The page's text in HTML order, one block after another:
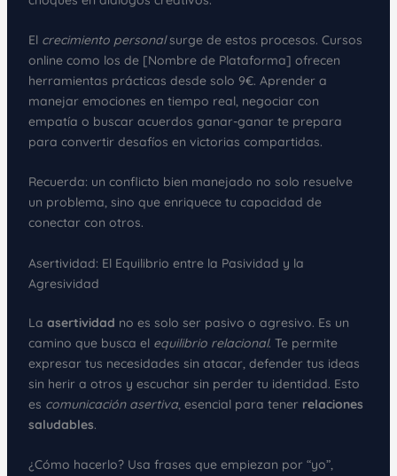
El crecimiento personalsurge de estos procesos. Cursos
online como los de [Nombre de Plataforma] ofrecen
herramientas prácticas desde solo 9€. Aprender a
manejar emociones en tiempo real, negociar con
empatía o buscar acuerdos ganar-ganar te prepara
para convertir desafíos en victorias compartidas.
Recuerda: un conflicto bien manejado no solo resuelve
un problema, sino que enriquece tu capacidad de
conectar con otros.
Asertividad: El Equilibrio entre la Pasividad y la
Agresividad
La asertividad no es solo ser pasivo o agresivo. Es un
camino que busca el equilibrio relacional. Te permite
expresar tus necesidades sin atacar, defender tus ideas
sin herir a otros y escuchar sin perder tu identidad. Esto
es comunicación asertiva, esencial para tener relaciones
saludables.
¿Cómo hacerlo? Usa frases que empiezan por “yo”,